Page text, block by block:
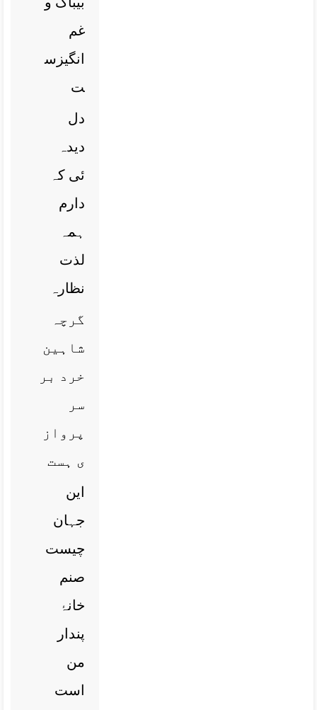
غم
انگیزس
ت
دل
دیدہ
ئی کہ
دارم
ہمہ
لذت
نظارہ
گرچہ
شاہین
خرد بر
سر
پرواز
ی ہست
این
جہان
چیست
صنم
خانۂ
پندار
من
است